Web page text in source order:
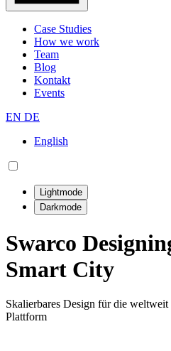
Case Studies
How we work
Team
Blog
Kontakt
Events
EN DE
English
Lightmode
Darkmode
Swarco
Smart City
Skalierbares Design für die
Plattform